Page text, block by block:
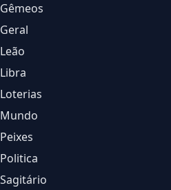
Gêmeos
Geral
Leão
Libra
Loterias
Mundo
Peixes
Politica
Sagitário